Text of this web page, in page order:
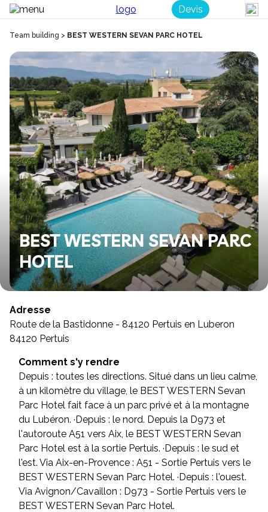
Devis
Team building > BEST WESTERN SEVAN PARC HOTEL
BEST WESTERN SEVAN PARC
HOTEL
Adresse
Route de la Bastidonne - 84120 Pertuis en Luberon
84120 Pertuis
Comment s'y rendre
Depuis : toutes les directions. Situé dans un lieu calme,
à un kilomètre du village, le BEST WESTERN Sevan
Parc Hotel fait face à un parc privé et à la montagne
du Lubéron. ·Depuis : le nord. Depuis la D973 et
l'autoroute A51 vers Aix, le BEST WESTERN Sevan
Parc Hotel est à la sortie Pertuis. ·Depuis : le sud et
l'est. Via Aix-en-Provence : A51 - Sortie Pertuis vers le
BEST WESTERN Sevan Parc Hotel. ·Depuis : l'ouest.
Via Avignon/Cavaillon : D973 - Sortie Pertuis vers le
BEST WESTERN Sevan Parc Hotel.